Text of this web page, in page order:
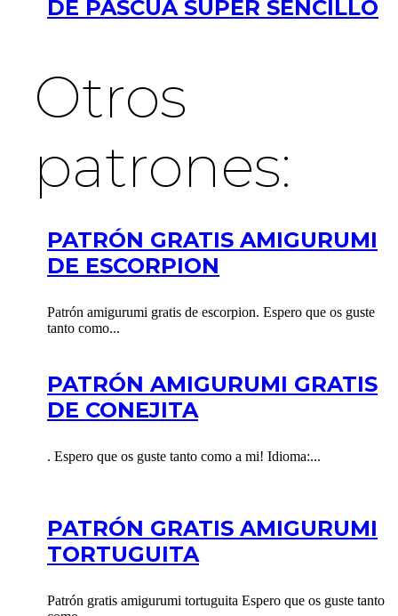
DE PASCUA SUPER SENCILLO
Otros
patrones:
PATRÓN GRATIS AMIGURUMI
DE ESCORPION
Patrón amigurumi gratis de escorpion. Espero que os guste
tanto como...
PATRÓN AMIGURUMI GRATIS
DE CONEJITA
. Espero que os guste tanto como a mi! Idioma:...
PATRÓN GRATIS AMIGURUMI
TORTUGUITA
Patrón gratis amigurumi tortuguita Espero que os guste tanto